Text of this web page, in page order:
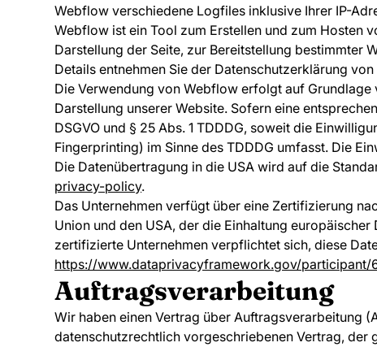
Webflow verschiedene Logfiles inklusive Ihrer IP-
Webflow ist ein Tool zum Erstellen und zum Hosten
Darstellung der Seite, zur Bereitstellung bestimmter
Details entnehmen Sie der Datenschutzerklärung
Die Verwendung von Webflow erfolgt auf Grundlage
Darstellung unserer Website. Sofern eine
DSGVO und § 25 Abs. 1 TDDDG, soweit die
Fingerprinting) im Sinne des TDDDG umfasst. Die
Die Datenübertragung in die USA wird auf die
privacy-policy.
Das Unternehmen verfügt über eine Zertifizierung
Union und den USA, der die Einhaltung
zertifizierte Unternehmen verpflichtet sich, diese
https://www.dataprivacyframework.gov/participant/
Auftragsverarbeitung
Wir haben einen Vertrag über Auftragsverarbeitung
datenschutzrechtlich vorgeschriebenen Vertrag, der